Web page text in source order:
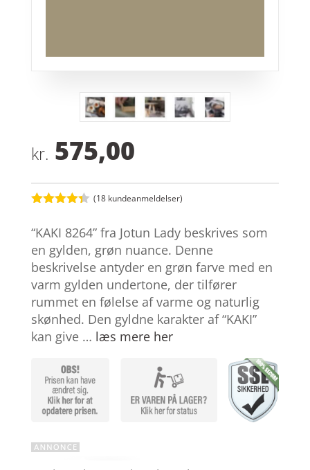
kr. 575,00
ud af 5
baseret
på
kundebedø
mmelser
(18 kundeanmeldelser)
“KAKI 8264” fra Jotun Lady beskrives som
en gylden, grøn nuance. Denne
beskrivelse antyder en grøn farve med en
varm gylden undertone, der tilfører
rummet en følelse af varme og naturlig
skønhed. Den gyldne karakter af “KAKI”
kan give … læs mere her